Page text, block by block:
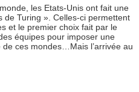
les Etats-Unis ont fait une
de Turing ». Celles-ci permettent
et le premier choix fait par le
équipes pour imposer une
de ces mondes…Mais l’arrivée au